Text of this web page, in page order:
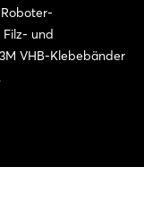
und
VHB-Klebebänder